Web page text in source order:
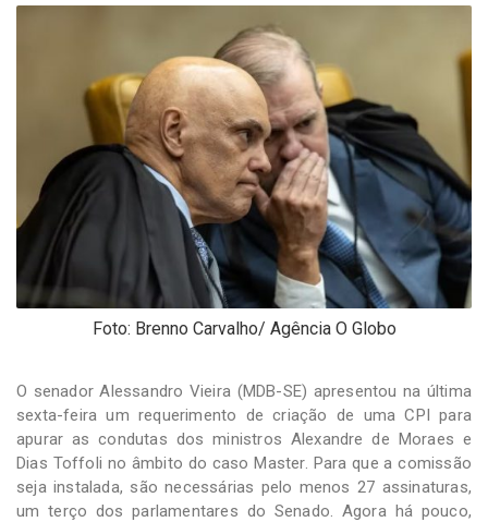
Foto: Brenno Carvalho/ Agência O Globo
O senador Alessandro Vieira (MDB-SE) apresentou na última
sexta-feira um requerimento de criação de uma CPI para
apurar as condutas dos ministros Alexandre de Moraes e
Dias Toffoli no âmbito do caso Master. Para que a comissão
seja instalada, são necessárias pelo menos 27 assinaturas,
um terço dos parlamentares do Senado. Agora há pouco,